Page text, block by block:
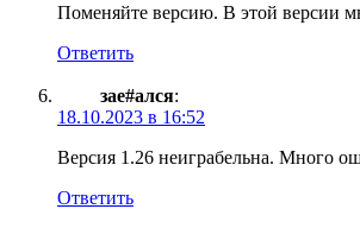
Поменяйте версию. В этой версии
Ответить
зае#ался:
18.10.2023 в 16:52
Версия 1.26 неиграбельна. Много
Ответить